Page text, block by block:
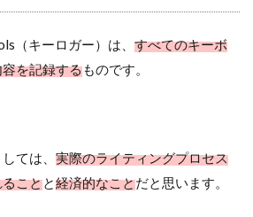
（キーロガー）は、 すべてのキーボ
を記録するものです。
ては、 実際のライティングプロセス
ことと経済的なことだと思います。